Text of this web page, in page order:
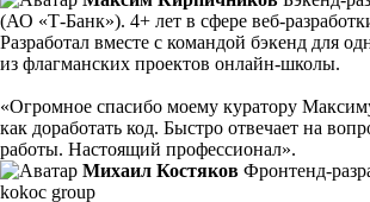
(АО «Т-Банк»). 4+ лет в сфере веб-
Разработал вместе с командой бэкенд для
из флагманских проектов онлайн-школы.
«Огромное спасибо моему куратору
как доработать код. Быстро отвечает на
работы. Настоящий профессионал».
Михаил Костяков Фрoнтенд-
kokoc group